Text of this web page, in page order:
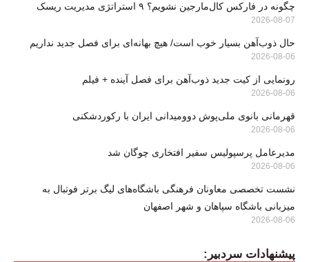
چگونه در فارکس کال‌مارجین نشویم؟ ۹ استراتژی مدیریت ریسک
2026-08-07
حال ذوب‌آهن بسیار خوب است/ هیچ بهانه‌ای برای فصل جدید نداریم
2026-08-06
رونمایی از کیت جدید ذوب‌آهن برای فصل آینده + فیلم
2026-08-06
قهرمانی بانوی ملی‌پوش دوومیدانی ایران با رکوردشکنی
2026-08-06
مدیرعامل پرسپولیس سفیر افتخاری چوگان شد
2026-08-06
نشست تخصصی معاونان فرهنگی باشگاه‌های لیگ برتر فوتبال به
میزبانی باشگاه سپاهان و شهر اصفهان
2026-08-06
پیشنهادات سردبیر: